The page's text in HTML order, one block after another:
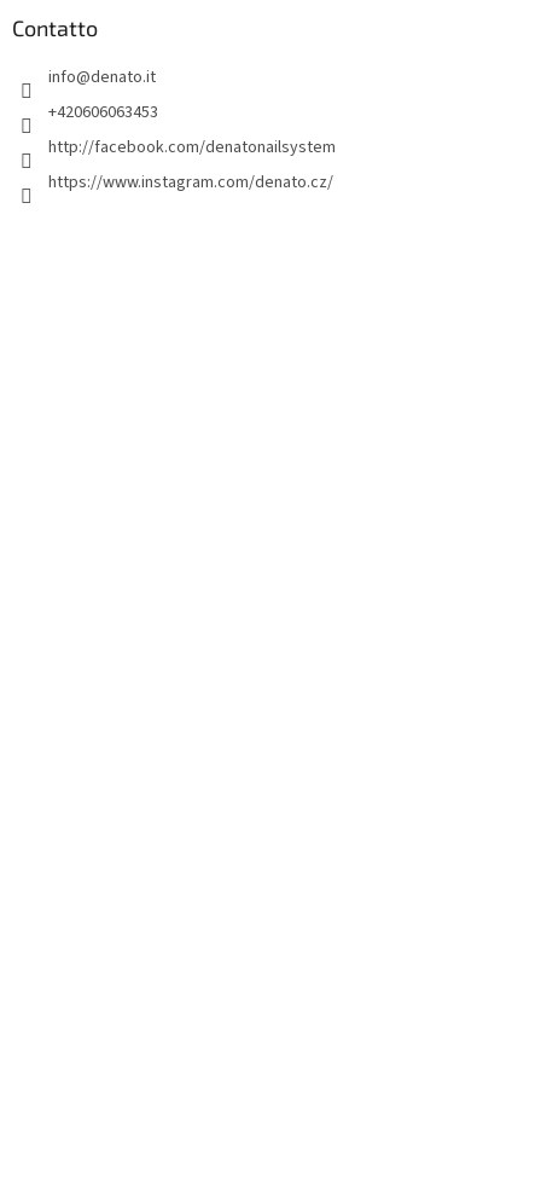
Contatto
info@denato.it
+420606063453
http://facebook.com/denatonailsystem
https://www.instagram.com/denato.cz/